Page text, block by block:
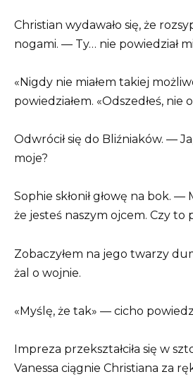
Christian wydawało się, że
nogami. — Ty… nie powiedział
«Nigdy nie miałem takiej
powiedziałem. «Odszedłeś, nie
Odwrócił się do Bliźniaków. —
moje?
Sophie skłonił głowę na bok. —
że jesteś naszym ojcem. Czy to
Zobaczyłem na jego twarzy
żal o wojnie.
«Myślę, że tak» — cicho
Impreza przekształciła się w
Vanessa ciągnie Christiana za